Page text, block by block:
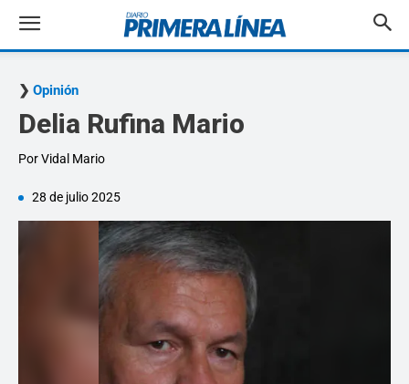
Opinión
Delia Rufina Mario
Por Vidal Mario
28 de julio 2025